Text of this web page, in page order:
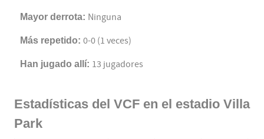
Mayor derrota: Ninguna
Más repetido: 0-0 (1 veces)
Han jugado allí: 13 jugadores
Estadísticas del VCF en el estadio Villa
Park